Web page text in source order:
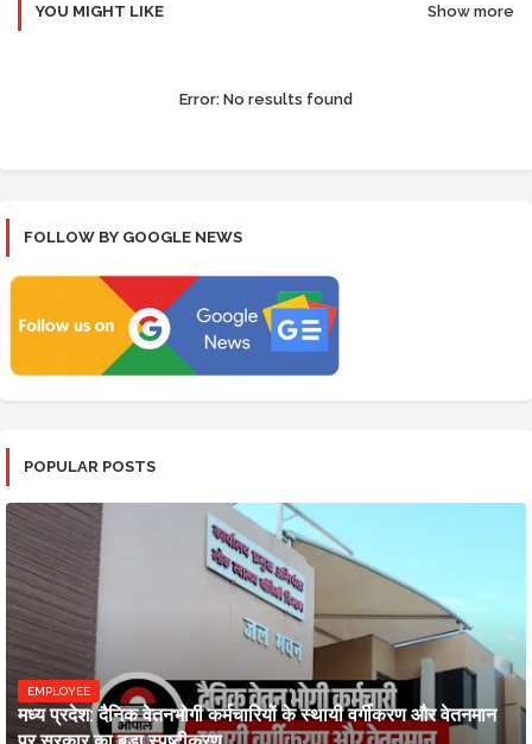
YOU MIGHT LIKE Show more
Error: No results found
FOLLOW BY GOOGLE NEWS
POPULAR POSTS
EMPLOYEE
मध्य प्रदेश: दैनिक वेतनभोगी कर्मचारियों के स्थायी वर्गीकरण और वेतनमान